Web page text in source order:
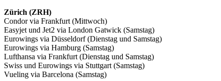
Zürich (ZRH)
Condor via Frankfurt (Mittwoch)
Easyjet und Jet2 via London Gatwick (Samstag)
Eurowings via Düsseldorf (Dienstag und Samstag)
Eurowings via Hamburg (Samstag)
Lufthansa via Frankfurt (Dienstag und Samstag)
Swiss und Eurowings via Stuttgart (Samstag)
Vueling via Barcelona (Samstag)